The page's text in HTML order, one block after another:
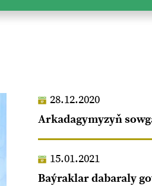
28.12.2020
Arkadagymyzyň
15.01.2021
Baýraklar dabaraly